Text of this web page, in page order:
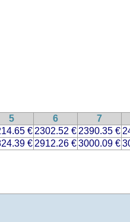
5 6 7
€ 2302.52 € 2390.35 €
€ 2912.26 €3000.09 €